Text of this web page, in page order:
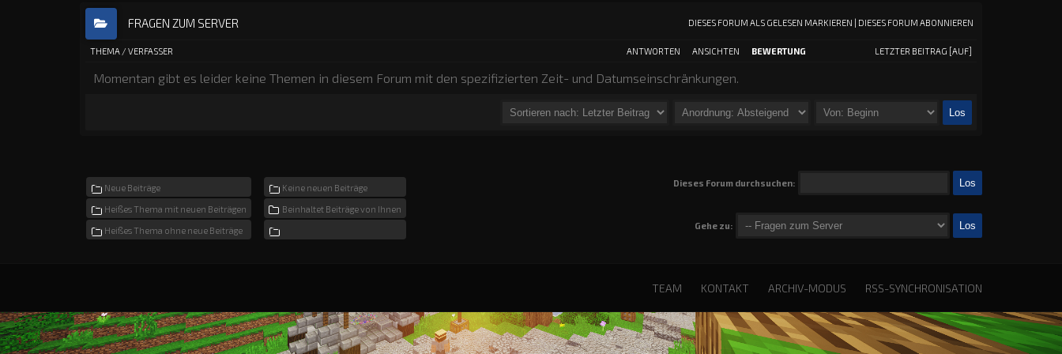
DIESES FORUM ALS GELESEN MARKIEREN | DIESES FORUM ABONNIEREN
FRAGEN ZUM SERVER
THEMA/ VERFASSER ANTWORTEN ANSICHTEN BEWERTUNG LETZTER BEITRAG [AUF]
Momentan gibt es leider keine Themen in diesem Forum mit den spezifizierten Zeit- und Datumseinschränkungen.
Neue Beiträge
Heißes Thema mit neuen Beiträgen
Heißes Thema ohne neue Beiträge
Keine neuen Beiträge
Beinhaltet Beiträge von Ihnen
Dieses Forum durchsuchen:
Gehe zu:
TEAM KONTAKT ARCHIV-MODUS RSS-SYNCHRONISATION